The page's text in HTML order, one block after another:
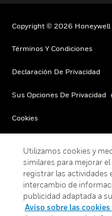
Copyright © 2026
Términos Y Condiciones
Declaración De Privacidad
Sus Opciones De Privacidad
Cookies
Utilizamos cookies y
similares para mejorar
registrar las actividades
intercambio de
publicidad adaptada a
Aviso sobre las cookies